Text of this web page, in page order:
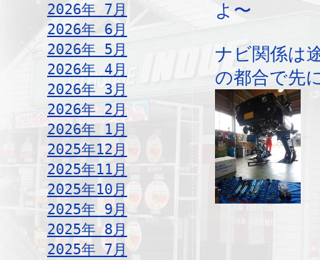
2026年 7月
2026年 6月
2026年 5月
2026年 4月
2026年 3月
2026年 2月
2026年 1月
2025年12月
2025年11月
2025年10月
2025年 9月
2025年 8月
2025年 7月
よ〜
ナビ関係は
の都合で先